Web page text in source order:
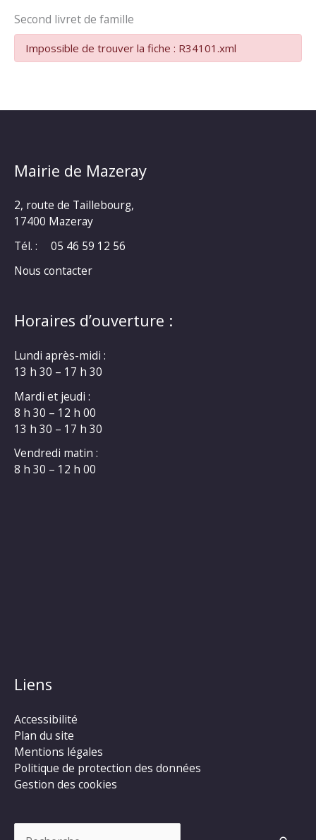
Second livret de famille
Impossible de trouver la fiche : R34101.xml
Mairie de Mazeray
2, route de Taillebourg,
17400 Mazeray
Tél. :
05 46 59 12 56
Nous contacter
Horaires d’ouverture :
Lundi après-midi :
13 h 30 – 17 h 30
Mardi et jeudi :
8 h 30 – 12 h 00
13 h 30 – 17 h 30
Vendredi matin :
8 h 30 – 12 h 00
Liens
Accessibilité
Plan du site
Mentions légales
Politique de protection des données
Gestion des cookies